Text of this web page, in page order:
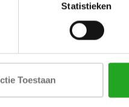
Statistieken
Toestaan
stabiliteit.
volledig kunt
lengte de
en rugleuning
is een
Lengte
Breedte